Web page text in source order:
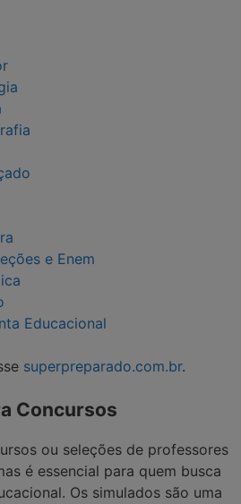
e Enem
Educacional
superpreparado.com.br.
Concursos
ou seleções de professores
é essencial para quem busca
Os simulados são uma